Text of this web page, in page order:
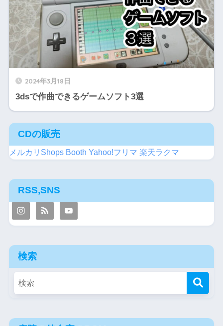
2024年3月18日
3dsで作曲できるゲームソフト3選
CDの販売
メルカリShops Booth Yahoo!フリマ 楽天ラクマ
RSS,SNS
検索